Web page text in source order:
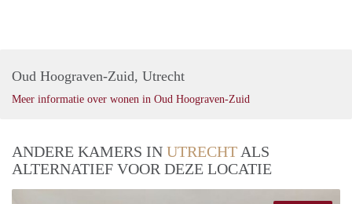
Oud Hoograven-Zuid, Utrecht
Meer informatie over wonen in Oud Hoograven-Zuid
ANDERE KAMERS IN UTRECHTALS
ALTERNATIEF VOOR DEZE LOCATIE